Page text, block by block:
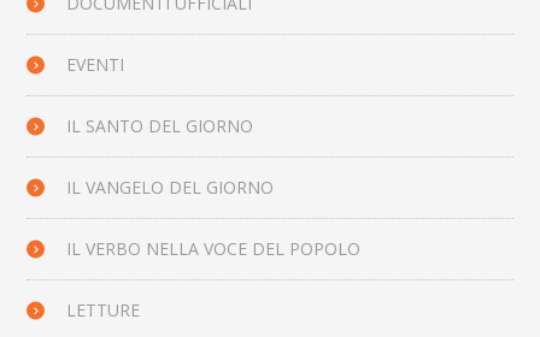
EVENTI
IL SANTO DEL GIORNO
IL VANGELO DEL GIORNO
IL VERBO NELLA VOCE DEL POPOLO
LETTURE